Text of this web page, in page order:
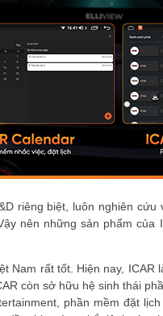
riêng biệt, luôn nghiên
nên những sản phẩm
Nam rất tốt. Hiện nay,
còn sở hữu hệ sinh thái
phần mềm đặt